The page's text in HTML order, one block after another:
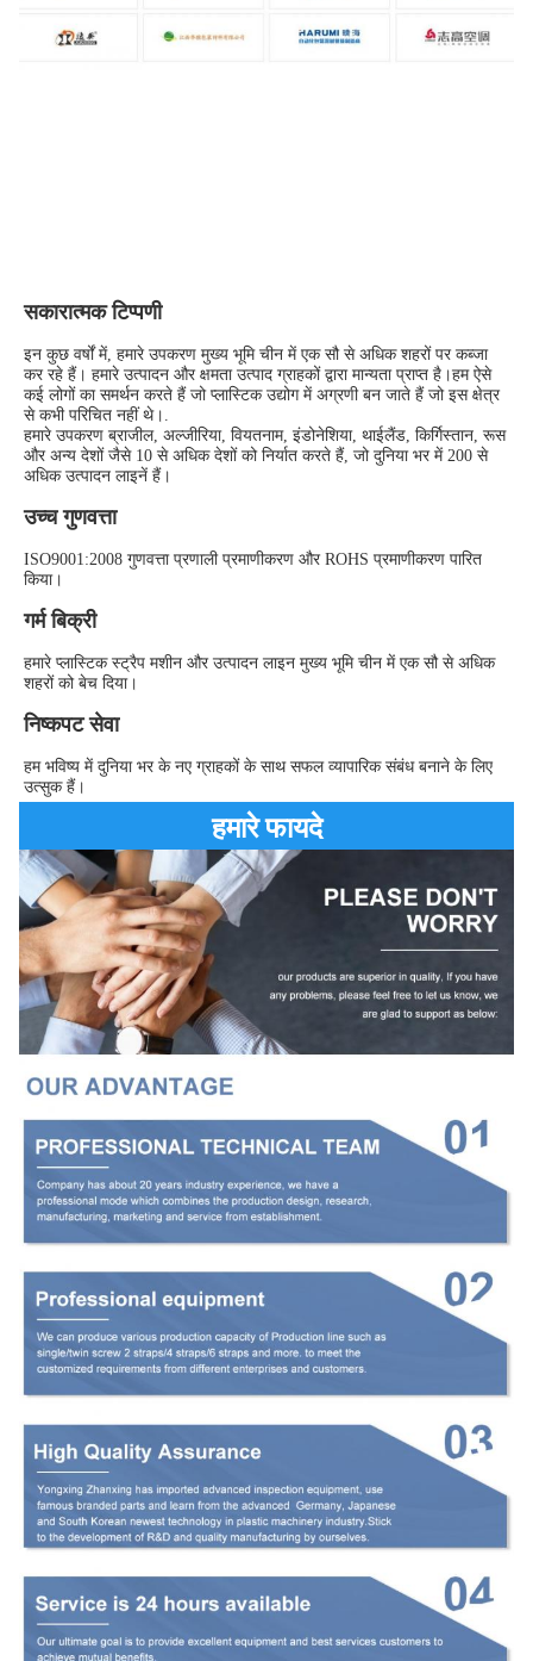
सकारात्मक टिप्पणी
इन कुछ वर्षों में, हमारे उपकरण मुख्य भूमि चीन में एक सौ से अधिक शहरों पर कब्जा
कर रहे हैं। हमारे उत्पादन और क्षमता उत्पाद ग्राहकों द्वारा मान्यता प्राप्त है।हम ऐसे
कई लोगों का समर्थन करते हैं जो प्लास्टिक उद्योग में अग्रणी बन जाते हैं जो इस क्षेत्र
से कभी परिचित नहीं थे।.
हमारे उपकरण ब्राजील, अल्जीरिया, वियतनाम, इंडोनेशिया, थाईलैंड, किर्गिस्तान, रूस
और अन्य देशों जैसे 10 से अधिक देशों को निर्यात करते हैं, जो दुनिया भर में 200 से
अधिक उत्पादन लाइनें हैं।
उच्च गुणवत्ता
ISO9001:2008 गुणवत्ता प्रणाली प्रमाणीकरण और ROHS प्रमाणीकरण पारित
किया।
गर्म बिक्री
हमारे प्लास्टिक स्ट्रैप मशीन और उत्पादन लाइन मुख्य भूमि चीन में एक सौ से अधिक
शहरों को बेच दिया।
निष्कपट सेवा
हम भविष्य में दुनिया भर के नए ग्राहकों के साथ सफल व्यापारिक संबंध बनाने के लिए
उत्सुक हैं।
हमारे फायदे